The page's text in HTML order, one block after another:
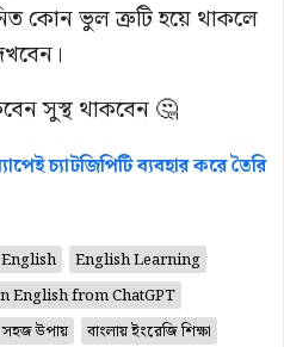
কোন ভুল ত্রুটি হয়ে থাকলে
সুস্থ থাকবেন 🤔
চ্যাটজিপিটি ব্যবহার করে তৈরি
English Learning
English from ChatGPT
সহজ উপায় বাংলায় ইংরেজি শিক্ষা